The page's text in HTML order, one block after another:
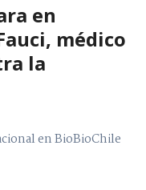
en
médico
la
en BioBioChile